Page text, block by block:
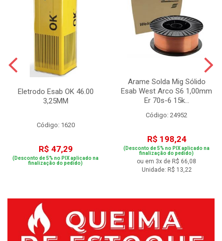
Eletrodo Esab OK 46.00
3,25MM
Código: 1620
R$ 47,29
(Desconto de 5% no PIX aplicado na
finalização do pedido)
Arame Solda Mig Sólido
Esab West Arco S6 1,00mm
Er 70s-6 15k...
Código: 24952
R$ 198,24
(Desconto de 5% no PIX aplicado na
finalização do pedido)
ou em 3x de R$ 66,08
Unidade: R$ 13,22